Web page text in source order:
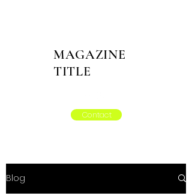
MAGAZINE
TITLE
Contact
Blog